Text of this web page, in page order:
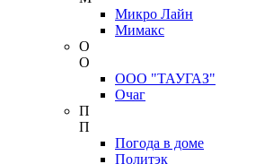
Микро Лайн
Мимакс
О
О
ООО "ТАУГАЗ"
Очаг
П
П
Погода в доме
Политэк